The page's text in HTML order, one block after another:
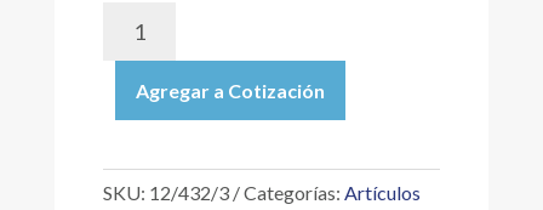
MÁXIMO
DIGITAL
A
Agregar a Cotización
SKU: 12/432/3 Categorías: Artículos